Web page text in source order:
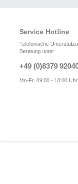
Service Hotline
Telefonische
Beratung unter:
+49 (0)8379
Mo-Fr, 09:00 - 18:00 Uhr